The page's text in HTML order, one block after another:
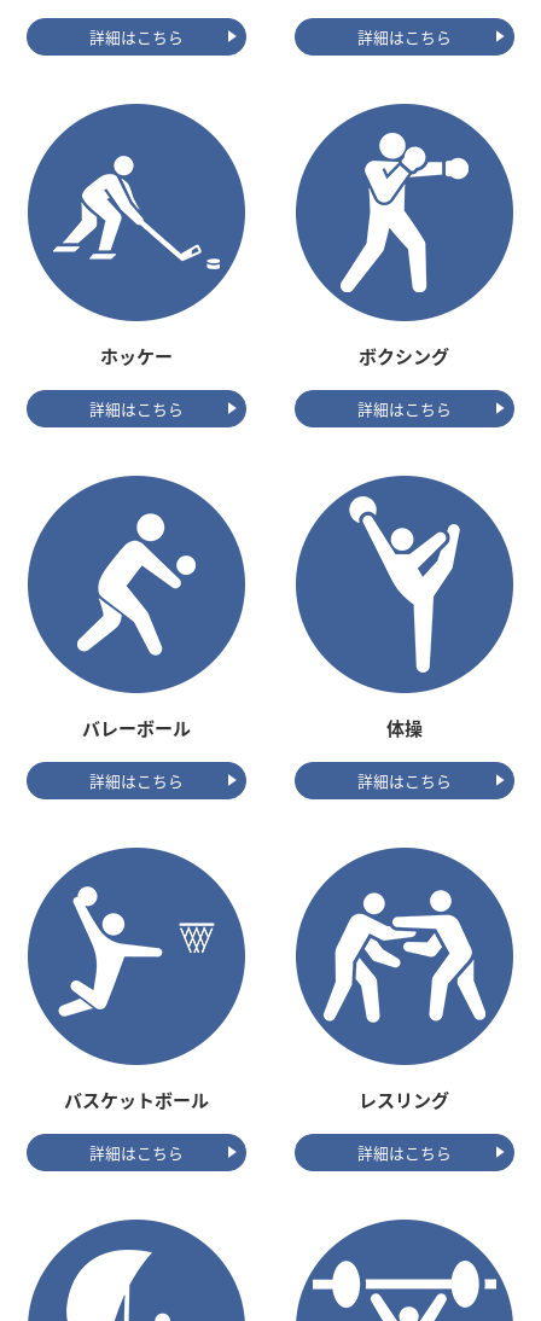
詳細はこちら 詳細はこちら
ホッケー
詳細はこちら
ボクシング
詳細はこちら
バレーボール
詳細はこちら
体操
詳細はこちら
バスケットボール
詳細はこちら
レスリング
詳細はこちら